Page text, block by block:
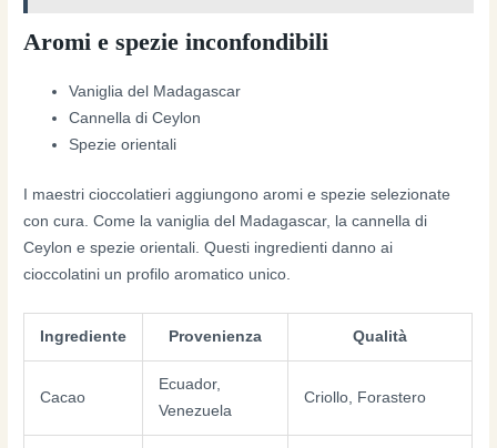
Aromi e spezie inconfondibili
Vaniglia del Madagascar
Cannella di Ceylon
Spezie orientali
I maestri cioccolatieri aggiungono aromi e spezie selezionate
con cura. Come la vaniglia del Madagascar, la cannella di
Ceylon e spezie orientali. Questi ingredienti danno ai
cioccolatini un profilo aromatico unico.
Ingrediente Provenienza Qualità
Cacao
Ecuador,
Venezuela
Criollo, Forastero